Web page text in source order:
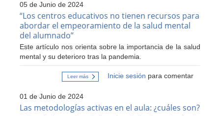
o
dar
feedback
estudiantes.
05 de Junio de 2024
“Los centros educativos no tienen recursos para
abordar el empeoramiento de la salud mental
del alumnado”
Este artículo nos orienta sobre la importancia de la salud
mental y su deterioro tras la pandemia.
Leer más sobre
tienen
Inicie sesión para comentar
01 de Junio de 2024
Las metodologías activas en el aula: ¿cuáles son?